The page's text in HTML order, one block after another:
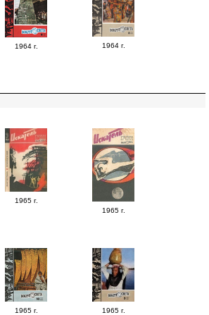
1964 г. 1964 г.
1965 г.
1965 г.
1965 г. 1965 г.